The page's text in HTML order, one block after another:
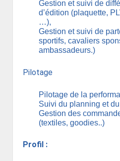
Gestion et suivi de
d’édition (plaquette,
…),
Gestion et suivi de
sportifs, cavaliers
ambassadeurs.)
Pilotage
Pilotage de la
Suivi du planning et
Gestion des
(textiles, goodies..)
Profil :